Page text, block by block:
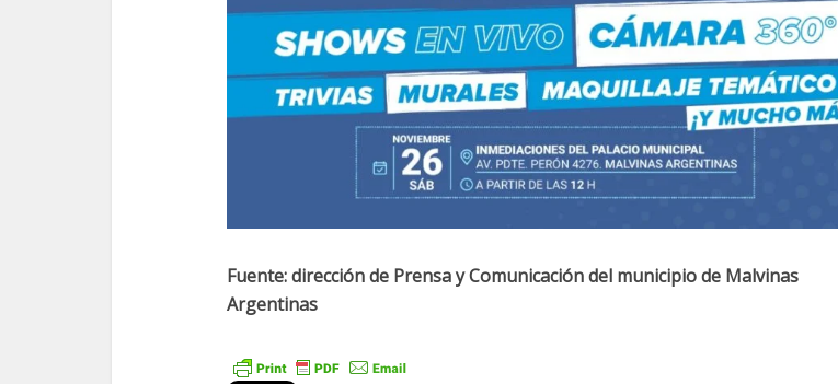
Fuente: dirección de Prensa y Comunicación del municipio de Malvinas
Argentinas